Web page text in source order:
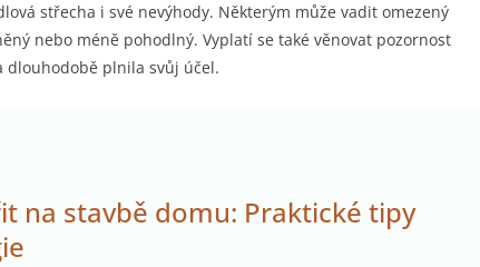
střecha i své nevýhody. Některým může vadit omezený
nebo méně pohodlný. Vyplatí se také věnovat pozornost
dlouhodobě plnila svůj účel.
na stavbě domu: Praktické tipy